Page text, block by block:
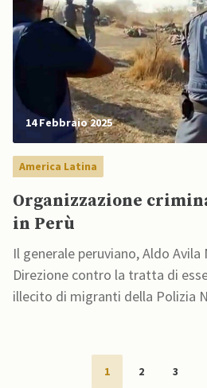
14 Febbraio 2025
America Latina
Organizzazione
in Perù
Il generale peruviano, Aldo Avila
Direzione contro la tratta di
illecito di migranti della Polizia
1 2 3